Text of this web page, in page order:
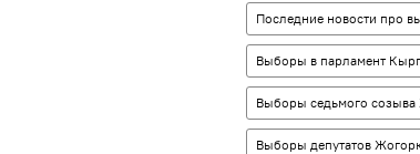
Последние новости про
Выборы в парламент
Выборы седьмого
Выборы депутатов